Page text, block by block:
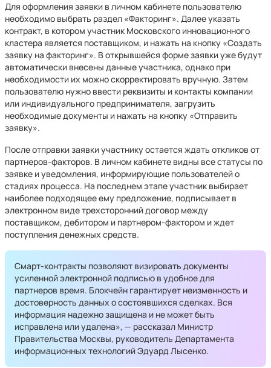
Для оформления заявки в личном кабинете пользователю
необходимо выбрать раздел «Факторинг». Далее указать
контракт, в котором участник Московского инновационного
кластера является поставщиком, и нажать на кнопку «Создать
заявку на факторинг». В открывшейся форме заявки уже будут
автоматически внесены данные участника, однако при
необходимости их можно скорректировать вручную. Затем
пользователю нужно ввести реквизиты и контакты компании
или индивидуального предпринимателя, загрузить
необходимые документы и нажать на кнопку «Отправить
заявку».
После отправки заявки участнику остается ждать откликов от
партнеров-факторов. В личном кабинете видны все статусы по
заявке и уведомления, информирующие пользователей о
стадиях процесса. На последнем этапе участник выбирает
наиболее подходящее ему предложение, подписывает в
электронном виде трехсторонний договор между
поставщиком, дебитором и партнером-фактором и ждет
поступления денежных средств.
Смарт-контракты позволяют визировать документы
усиленной электронной подписью в удобное для
партнеров время. Блокчейн гарантирует неизменность и
достоверность данных о состоявшихся сделках. Вся
информация надежно защищена и не может быть
исправлена или удалена», — рассказал Министр
Правительства Москвы, руководитель Департамента
информационных технологий Эдуард Лысенко.